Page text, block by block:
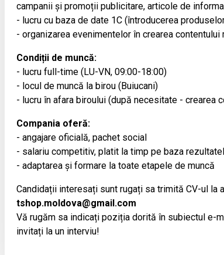
campanii și promoții publicitare, articole de
- lucru cu baza de date 1С (întroducerea
- organizarea evenimentelor în crearea contentului
Condiții de muncă:
- lucru full-time (LU-VN, 09:00-18:00)
- locul de muncă la birou (Buiucani)
- lucru în afara biroului (după necesitate - crearea
Compania oferă:
- angajare oficială, pachet social
- salariu competitiv, platit la timp pe baza
- adaptarea și formare la toate etapele de muncă
Candidații interesați sunt rugați sa trimită CV-ul la
tshop.moldova@gmail.com
Vă rugăm sa indicați poziția dorită în subiectul e-
invitați la un interviu!